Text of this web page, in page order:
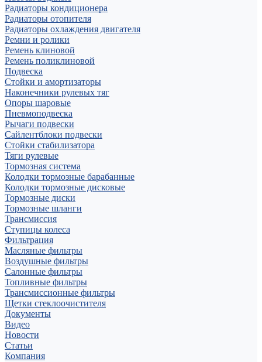
Радиаторы кондиционера
Радиаторы отопителя
Радиаторы охлаждения двигателя
Ремни и ролики
Ремень клиновой
Ремень поликлиновой
Подвеска
Стойки и амортизаторы
Наконечники рулевых тяг
Опоры шаровые
Пневмоподвеска
Рычаги подвески
Сайлентблоки подвески
Стойки стабилизатора
Тяги рулевые
Тормозная система
Колодки тормозные барабанные
Колодки тормозные дисковые
Тормозные диски
Тормозные шланги
Трансмиссия
Ступицы колеса
Фильтрация
Масляные фильтры
Воздушные фильтры
Салонные фильтры
Топливные фильтры
Трансмиссионные фильтры
Щетки стеклоочистителя
Документы
Видео
Новости
Статьи
Компания